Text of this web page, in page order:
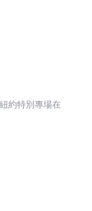
約特別專場在